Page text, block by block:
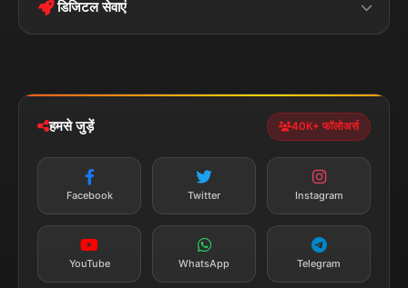
Privacy Policy
पॉलिटिकल झारखण्ड
डिजिटल सेवाएं
न्यूज़ अलर्ट
तत्काल अपडेट
सब्सक्राइब करें
हमसे जुड़ें 40K+ फॉलोअर्स
Facebook Twitter Instagram
YouTube WhatsApp Telegram